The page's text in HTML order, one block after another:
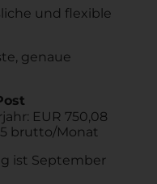
und flexible
genaue
EUR 750,08
brutto/Monat
ist September